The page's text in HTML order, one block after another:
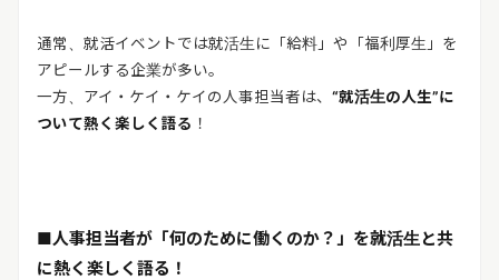
通常、就活イベントでは就活生に「給料」や「福利厚生」を
アピールする企業が多い。
一方、アイ・ケイ・ケイの人事担当者は、 “就活生の人生”に
ついて熱く楽しく語る ！
■人事担当者が「何のために働くのか？」を就活生と共
に熱く楽しく語る！